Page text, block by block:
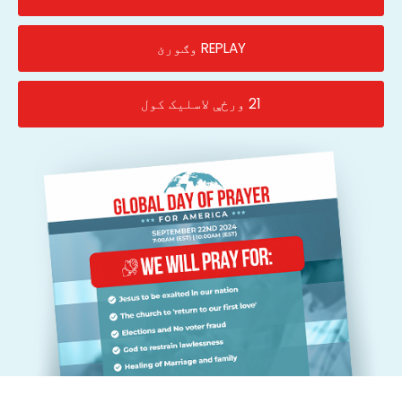
REPLAY وګورئ
21 ورځې لاسلیک کول